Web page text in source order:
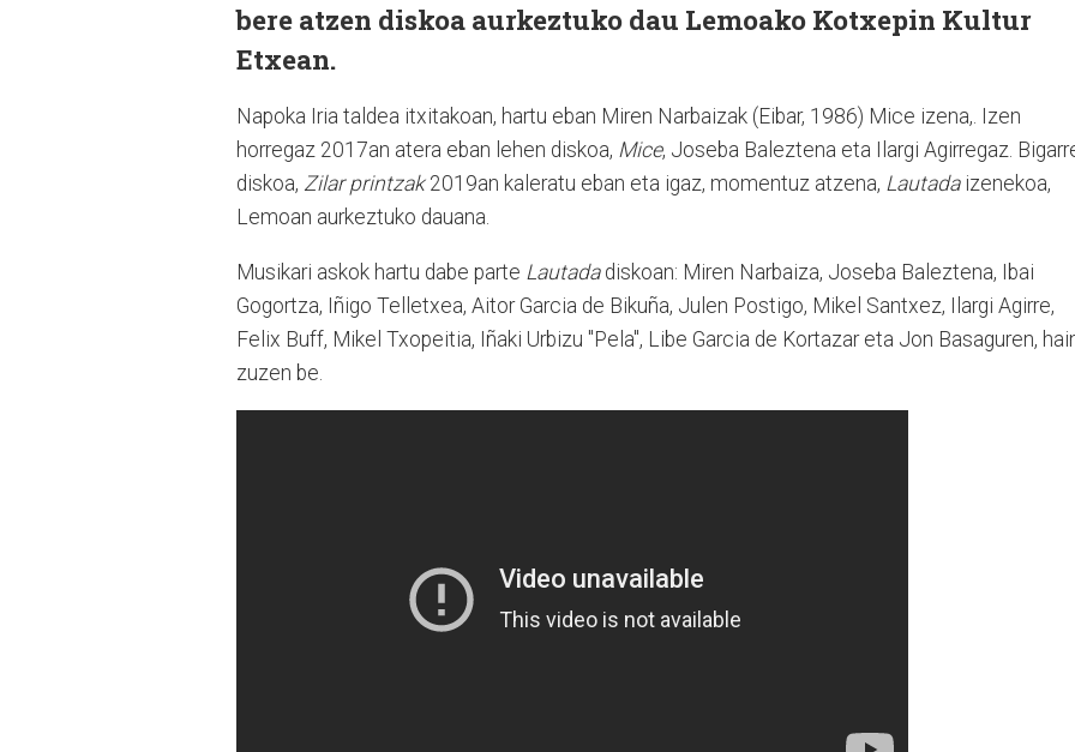
bere atzen diskoa aurkeztuko dau Lemoako Kotxepin Kultur
Etxean.
Napoka Iria taldea itxitakoan, hartu eban Miren Narbaizak (Eibar, 1986) Mice izena,. Izen
horregaz 2017an atera eban lehen diskoa, Mice, Joseba Baleztena eta Ilargi Agirregaz.
diskoa, Zilar printzak 2019an kaleratu eban eta igaz, momentuz atzena, Lautadaizenekoa,
Lemoan aurkeztuko dauana.
Musikari askok hartu dabe parte Lautadadiskoan: Miren Narbaiza, Joseba Baleztena, Ibai
Gogortza, Iñigo Telletxea, Aitor Garcia de Bikuña, Julen Postigo, Mikel Santxez, Ilargi Agirre,
Felix Buff, Mikel Txopeitia, Iñaki Urbizu "Pela", Libe Garcia de Kortazar eta Jon Basaguren,
zuzen be.